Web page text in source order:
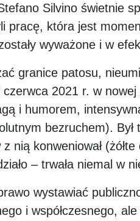
Silvino świetnie
pracę, która jest
wyważone i w
granice patosu,
2021 r. w
i humorem,
bezruchem).
nią konweniował
– trwała niemal w
wystawiać
i współczesnego,